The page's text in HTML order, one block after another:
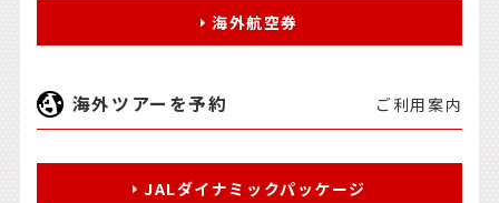
海外航空券
海外ツアーを予約 ご利用案内
JALダイナミックパッケージ